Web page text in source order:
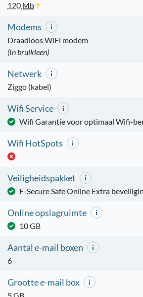
120 Mb
Modems
Draadloos WiFi modem
(In bruikleen)
Netwerk
Ziggo (kabel)
Wifi Service
Wifi Garantie voor optimaal Wifi-
Wifi HotSpots
Veiligheidspakket
F-Secure Safe Online Extra
Online opslagruimte
10 GB
Aantal e-mail boxen
6
Grootte e-mail box